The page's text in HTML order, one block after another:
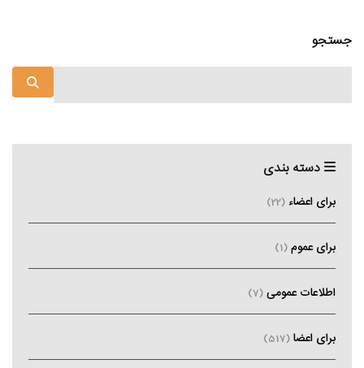
جستجو
دسته بندی
برای اعضاء (22)
برای عموم (1)
اطلاعات عمومی (7)
برای اعضا (517)